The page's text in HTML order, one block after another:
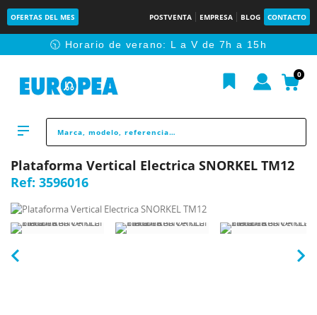
OFERTAS DEL MES POSTVENTA EMPRESA BLOG CONTACTO
🕥 Horario de verano: L a V de 7h a 15h
0
Plataforma Vertical Electrica SNORKEL TM12
Ref: 3596016